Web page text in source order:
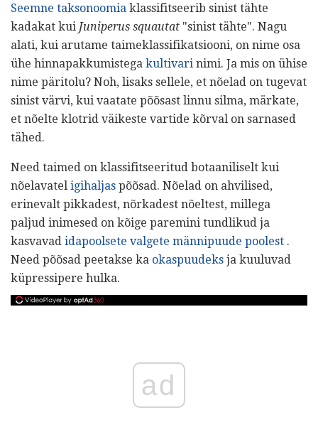
Seemne taksonoomia klassifitseerib sinist tähte
kadakat kui Juniperus squautat "sinist tähte". Nagu
alati, kui arutame taimeklassifikatsiooni, on nime osa
ühe hinnapakkumistega kultivari nimi. Ja mis on ühise
nime päritolu? Noh, lisaks sellele, et nõelad on tugevat
sinist värvi, kui vaatate põõsast linnu silma, märkate,
et nõelte klotrid väikeste vartide kõrval on sarnased
tähed.
Need taimed on klassifitseeritud botaaniliselt kui
nõelavatel igihaljas põõsad. Nõelad on ahvilised,
erinevalt pikkadest, nõrkadest nõeltest, millega
paljud inimesed on kõige paremini tundlikud ja
kasvavad idapoolsete valgete männipuude poolest .
Need põõsad peetakse ka okaspuudeks ja kuuluvad
küpressipere hulka.
ad